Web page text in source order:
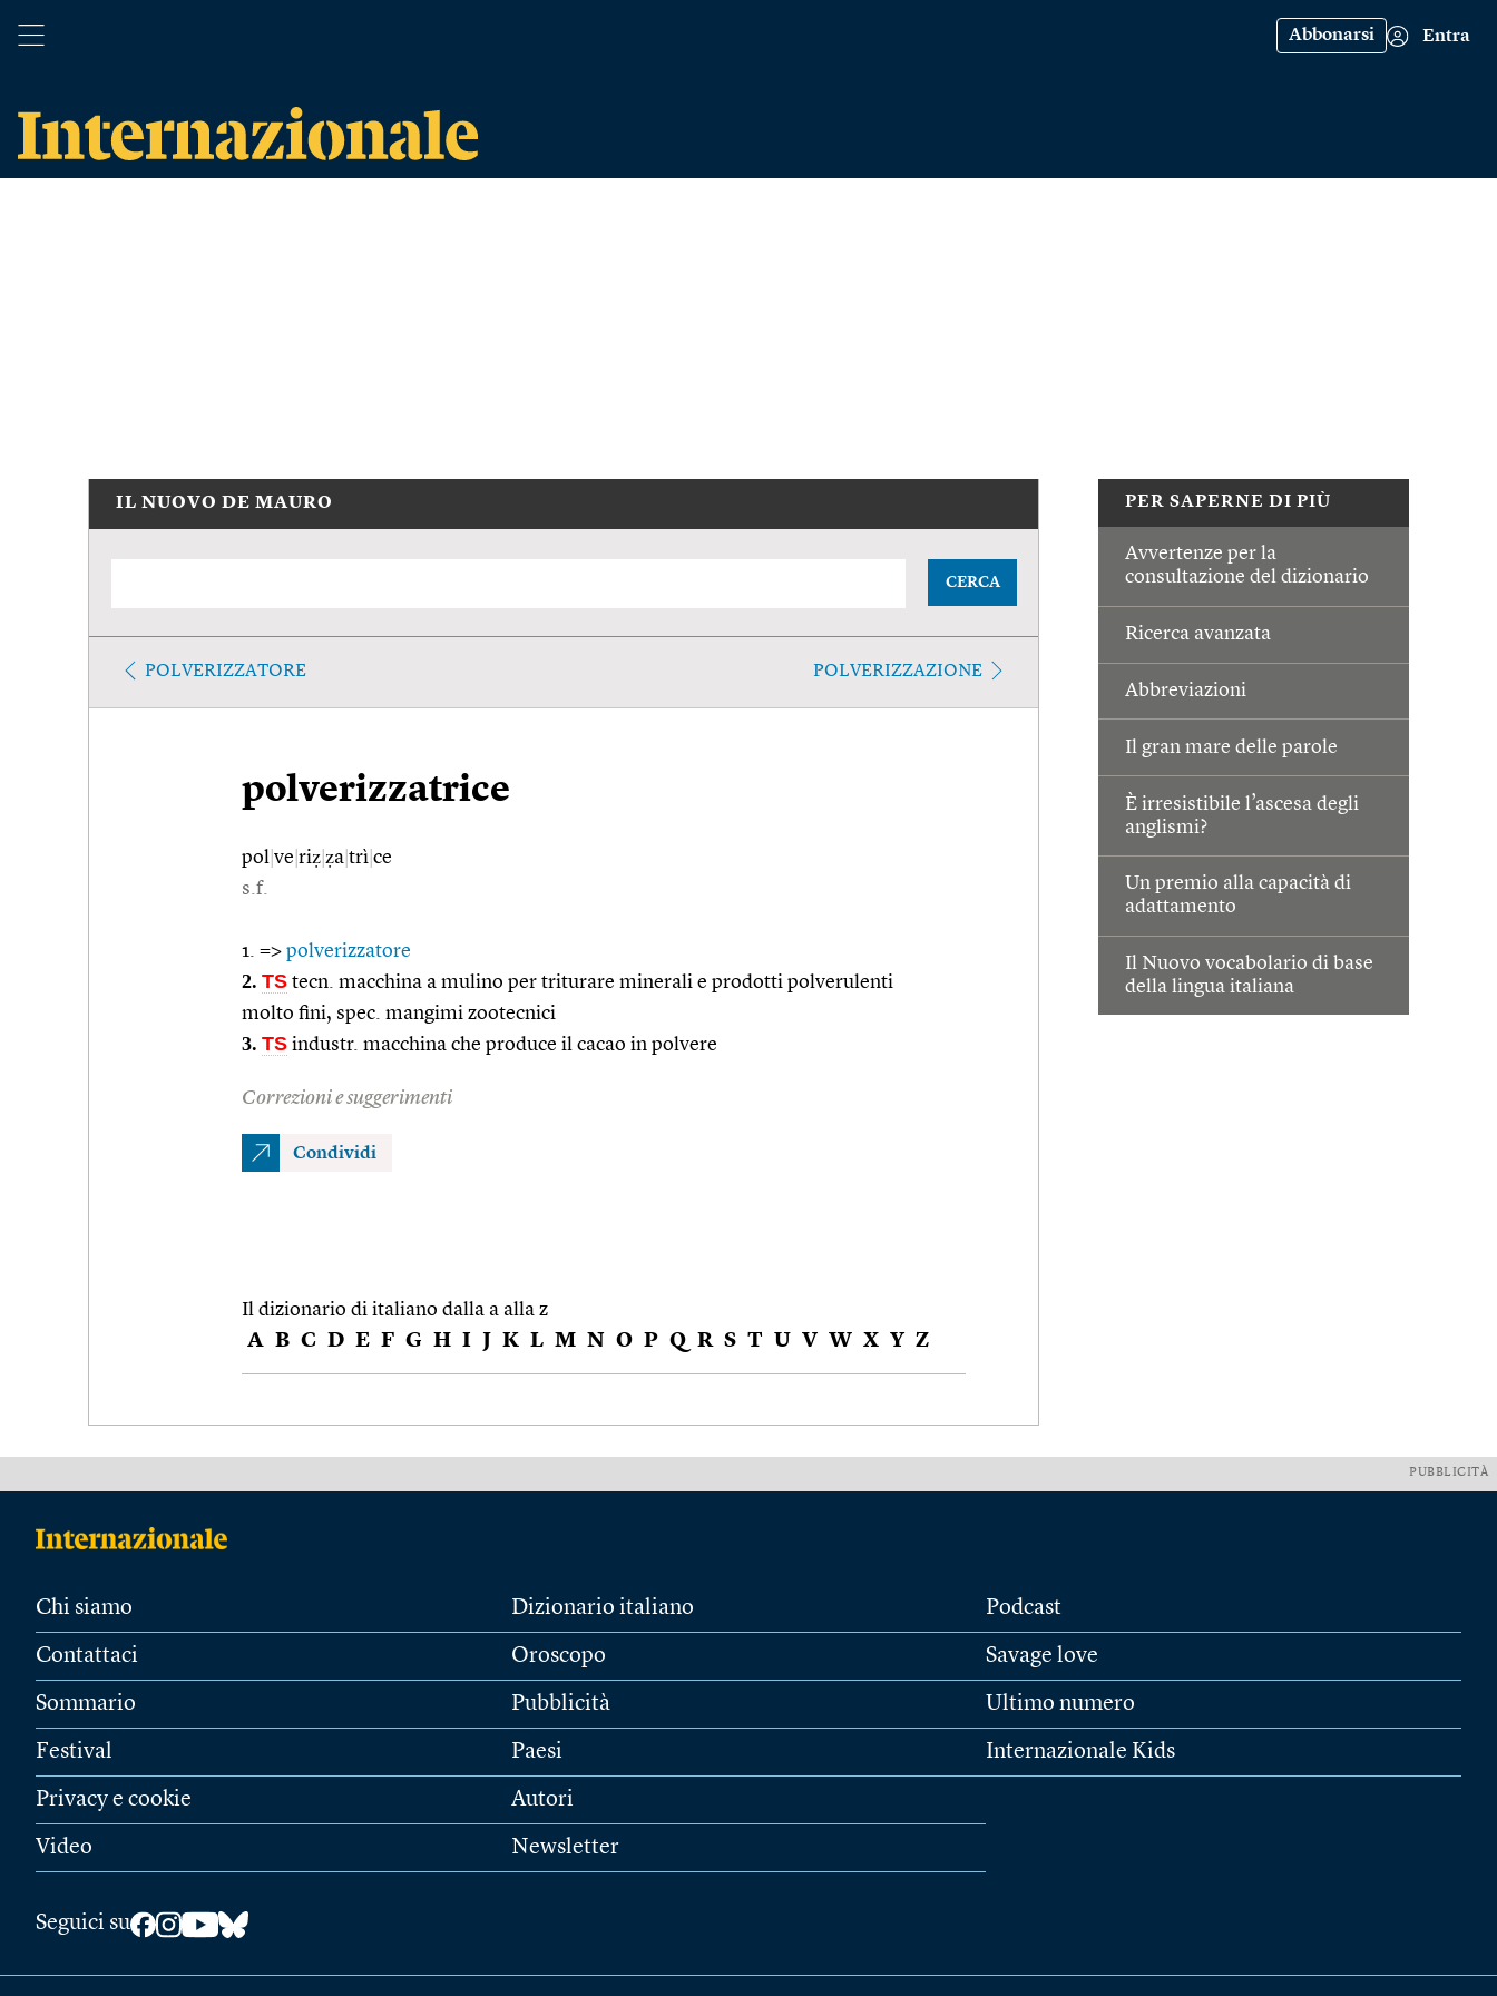
Abbonarsi Entra
PER SAPERNE DI PIÙ
Avvertenze per la
consultazione del dizionario
Ricerca avanzata
Abbreviazioni
Il gran mare delle parole
È irresistibile l’ascesa degli
anglismi?
Un premio alla capacità di
adattamento
Il Nuovo vocabolario di base
della lingua italiana
IL NUOVO DE MAURO
CERCA
POLVERIZZATORE POLVERIZZAZIONE
polverizzatrice
pol ve riẓ ẓa trì ce
s.f.
1. => polverizzatore
2. TS tecn. macchina a mulino per triturare minerali e prodotti polverulenti
molto fini, spec. mangimi zootecnici
3. TS industr. macchina che produce il cacao in polvere
Correzioni e suggerimenti
Condividi
Il dizionario di italiano dalla a alla z
A B C D E F G H I J K L M N O P Q R S T U V W X Y Z
PUBBLICITÀ
Chi siamo
Contattaci
Sommario
Festival
Privacy e cookie
Video
Dizionario italiano
Oroscopo
Pubblicità
Paesi
Autori
Newsletter
Podcast
Savage love
Ultimo numero
Internazionale Kids
Seguici su